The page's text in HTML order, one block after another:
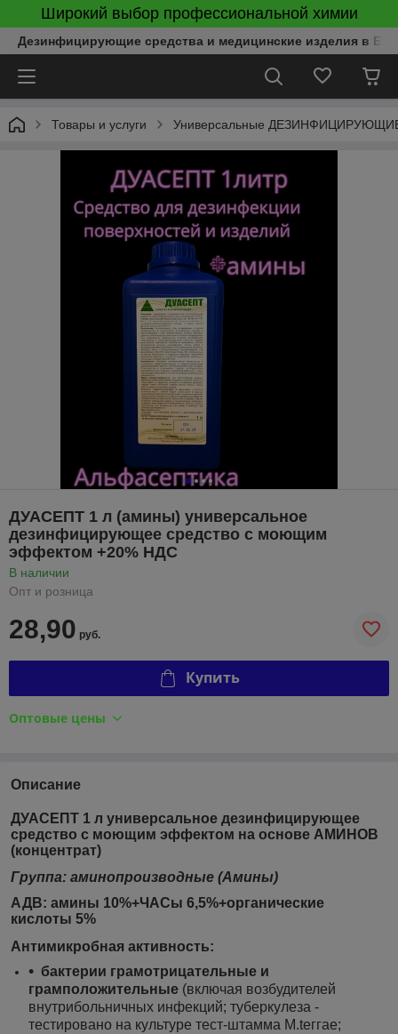
Широкий выбор профессиональной химии
Дезинфицирующие средства и медицинские изделия в
Товары и услуги Универсальные
ДУАСЕПТ 1 л (амины) универсальное
дезинфицирующее средство с моющим
эффектом +20% НДС
В наличии
Опт и розница
28,90 руб.
Купить
Оптовые цены
Описание
ДУАСЕПТ 1 л универсальное дезинфицирующее
средство с моющим эффектом на основе АМИНОВ
(концентрат)
Группа: аминопроизводные (Амины)
АДВ: амины 10%+ЧАСы 6,5%+органические
кислоты 5%
Антимикробная активность:
бактерии грамотрицательные и
грамположительные (включая возбудителей
внутрибольничных инфекций; туберкулеза -
тестировано на культуре тест-штамма М.tеггае;